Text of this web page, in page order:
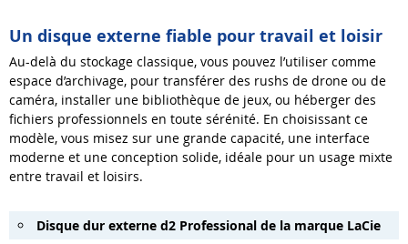
Un disque externe fiable pour travail et loisir
Au-delà du stockage classique, vous pouvez l’utiliser comme
espace d’archivage, pour transférer des rushs de drone ou de
caméra, installer une bibliothèque de jeux, ou héberger des
fichiers professionnels en toute sérénité. En choisissant ce
modèle, vous misez sur une grande capacité, une interface
moderne et une conception solide, idéale pour un usage mixte
entre travail et loisirs.
Disque dur externe d2 Professional de la marque LaCie